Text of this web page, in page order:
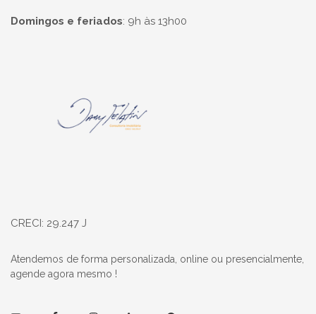
Domingos e feriados: 9h às 13h00
CRECI: 29.247 J
Atendemos de forma personalizada, online ou presencialmente,
agende agora mesmo !